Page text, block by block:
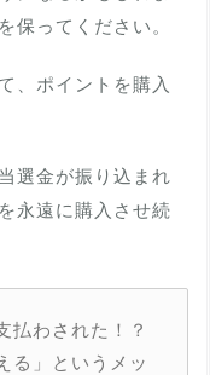
保ってください。
、ポイントを購入
選金が振り込まれ
永遠に購入させ続
払わされた！？
る」というメッ